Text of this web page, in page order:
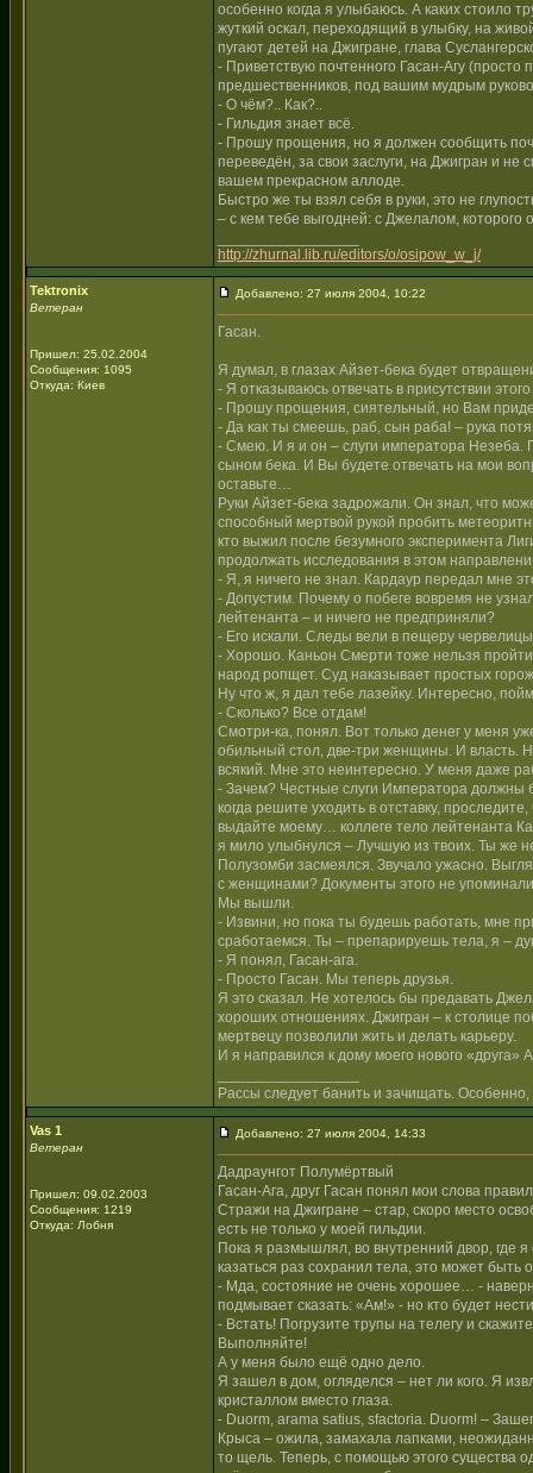
особенно когда я улыбаюсь. А каких стоило
жуткий оскал, переходящий в улыбку, на
пугают детей на Джигране, глава
- Приветствую почтенного Гасан-Агу
предшественников, под вашим мудрым
- О чём?.. Как?..
- Гильдия знает всё.
- Прошу прощения, но я должен сообщить
переведён, за свои заслуги, на Джигран и не
вашем прекрасном аллоде.
Быстро же ты взял себя в руки, это не
– с кем тебе выгодней: с Джелалом, которого
http://zhurnal.lib.ru/editors/o/osipow_w_j/
Tektronix
Ветеран
Пришел: 25.02.2004
Сообщения: 1095
Откуда: Киев
Добавлено: 27 июля 2004, 10:22
Гасан.
Я думал, в глазах Айзет-бека будет
- Я отказываюсь отвечать в присутствии
- Прошу прощения, сиятельный, но Вам
- Да как ты смеешь, раб, сын раба! – рука
- Смею. И я и он – слуги императора Незеба.
сыном бека. И Вы будете отвечать на мои
оставьте…
Руки Айзет-бека задрожали. Он знал, что
способный мертвой рукой пробить
кто выжил после безумного эксперимента
продолжать исследования в этом
- Я, я ничего не знал. Кардаур передал мне
- Допустим. Почему о побеге вовремя не
лейтенанта – и ничего не предприняли?
- Его искали. Следы вели в пещеру
- Хорошо. Каньон Смерти тоже нельзя
народ ропщет. Суд наказывает простых
Ну что ж, я дал тебе лазейку. Интересно,
- Сколько? Все отдам!
Смотри-ка, понял. Вот только денег у меня
обильный стол, две-три женщины. И власть.
всякий. Мне это неинтересно. У меня даже
- Зачем? Честные слуги Императора должны
когда решите уходить в отставку,
выдайте моему… коллеге тело лейтенанта
я мило улыбнулся – Лучшую из твоих. Ты же
Полузомби засмеялся. Звучало ужасно.
с женщинами? Документы этого не
Мы вышли.
- Извини, но пока ты будешь работать, мне
сработаемся. Ты – препарируешь тела, я –
- Я понял, Гасан-ага.
- Просто Гасан. Мы теперь друзья.
Я это сказал. Не хотелось бы предавать
хороших отношениях. Джигран – к столице
мертвецу позволили жить и делать карьеру.
И я направился к дому моего нового
Рассы следует банить и зачищать.
Vas 1
Ветеран
Пришел: 09.02.2003
Сообщения: 1219
Откуда: Лобня
Добавлено: 27 июля 2004, 14:33
Дадраунгот Полумёртвый
Гасан-Ага, друг Гасан понял мои слова
Стражи на Джигране – стар, скоро место
есть не только у моей гильдии.
Пока я размышлял, во внутренний двор, где
казаться раз сохранил тела, это может
- Мда, состояние не очень хорошее… -
подмывает сказать: «Ам!» - но кто будет
- Встать! Погрузите трупы на телегу и
Выполняйте!
А у меня было ещё одно дело.
Я зашел в дом, огляделся – нет ли кого. Я
кристаллом вместо глаза.
- Duorm, arama satius, sfactoria. Duorm! –
Крыса – ожила, замахала лапками,
то щель. Теперь, с помощью этого существа